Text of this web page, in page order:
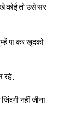
कोई तो उसे सर
पा कर खुदको
,
नहीं जीना